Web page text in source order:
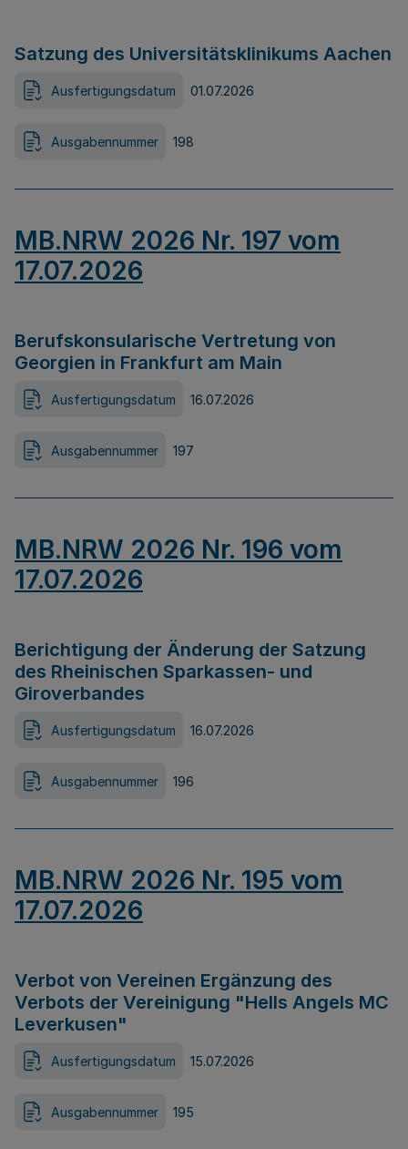
Satzung des Universitätsklinikums Aachen
Ausfertigungsdatum 01.07.2026
Ausgabennummer 198
MB.NRW 2026 Nr. 197 vom
17.07.2026
Berufskonsularische Vertretung von
Georgien in Frankfurt am Main
Ausfertigungsdatum 16.07.2026
Ausgabennummer 197
MB.NRW 2026 Nr. 196 vom
17.07.2026
Berichtigung der Änderung der Satzung
des Rheinischen Sparkassen- und
Giroverbandes
Ausfertigungsdatum 16.07.2026
Ausgabennummer 196
MB.NRW 2026 Nr. 195 vom
17.07.2026
Verbot von Vereinen Ergänzung des
Verbots der Vereinigung "Hells Angels MC
Leverkusen"
Ausfertigungsdatum 15.07.2026
Ausgabennummer 195